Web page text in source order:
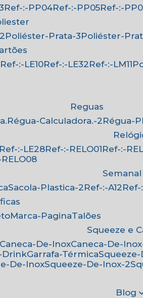
Ref-:-PP04 Ref-:-PP05 Ref-:-
Poliéster-Prata-3
Poliéster-
Ref-:-LE10 Ref-:-LE32 Ref-:-LM11
Reguas
Régua-Calculadora.-2 Régua-
Ref-:-LE28 Ref-:-RELO01 Ref-:-
RELO08
Sacola-Plastica-2
Semanal
Ref-:-A12
Marca-Pagina
Talões
Squeeze e
Caneca-De-Inox Caneca-De-
Drink Garrafa-Térmica
De-Inox Squeeze-De-Inox-2
Blog